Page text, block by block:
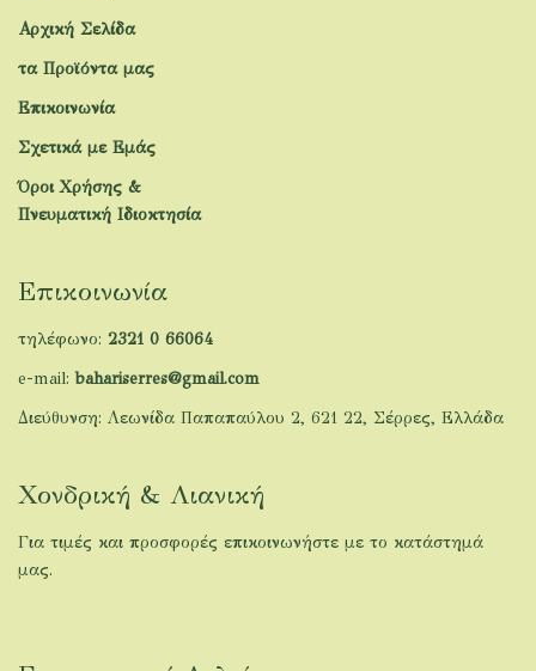
Αρχική Σελίδα
τα Προϊόντα μας
Επικοινωνία
Σχετικά με Εμάς
Όροι Χρήσης &
Πνευματική Ιδιοκτησία
Επικοινωνία
τηλέφωνο: 2321 0 66064
e-mail:bahariserres@gmail.com
Διεύθυνση: Λεωνίδα Παπαπαύλου 2, 621 22, Σέρρες, Ελλάδα
Χονδρική & Λιανική
Για τιμές και προσφορές επικοινωνήστε με το κατάστημά
μας.